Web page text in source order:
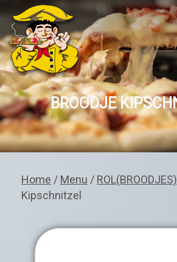
BROODJE
Home / Menu / ROL(BROODJES)
Kipschnitzel